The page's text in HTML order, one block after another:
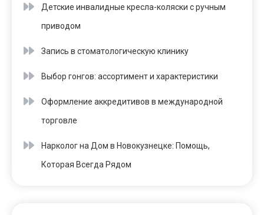
Детские инвалидные кресла-коляски с ручным
приводом
Запись в стоматологическую клинику
Выбор гонгов: ассортимент и характеристики
Оформление аккредитивов в международной
торговле
Нарколог на Дом в Новокузнецке: Помощь,
Которая Всегда Рядом